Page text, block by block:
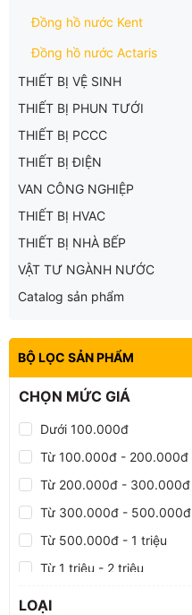
Đồng hồ nước Kent
Đồng hồ nước Actaris
THIẾT BỊ VỆ SINH
THIẾT BỊ PHUN TƯỚI
THIẾT BỊ PCCC
THIẾT BỊ ĐIỆN
VAN CÔNG NGHIỆP
THIẾT BỊ HVAC
THIẾT BỊ NHÀ BẾP
VẬT TƯ NGÀNH NƯỚC
Catalog sản phẩm
BỘ LỌC SẢN PHẨM
CHỌN MỨC GIÁ
Dưới 100.000đ
Từ 100.000đ - 200.000đ
Từ 200.000đ - 300.000đ
Từ 300.000đ - 500.000đ
Từ 500.000đ - 1 triệu
Từ 1 triệu - 2 triệu
LOẠI